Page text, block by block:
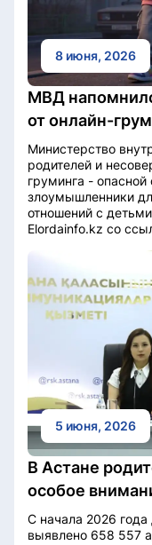
8 июня, 2026
МВД
от онлайн-
Министерство
родителей и
груминга -
злоумышленники
отношений с
Elordainfo.kz со
5 июня, 2026
В Астане
особое
С начала 2026
выявлено 658 557